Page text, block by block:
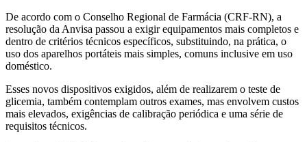
De acordo com o Conselho Regional de Farmácia (CRF-RN), a
resolução da Anvisa passou a exigir equipamentos mais completos e
dentro de critérios técnicos específicos, substituindo, na prática, o
uso dos aparelhos portáteis mais simples, comuns inclusive em uso
doméstico.
Esses novos dispositivos exigidos, além de realizarem o teste de
glicemia, também contemplam outros exames, mas envolvem custos
mais elevados, exigências de calibração periódica e uma série de
requisitos técnicos.